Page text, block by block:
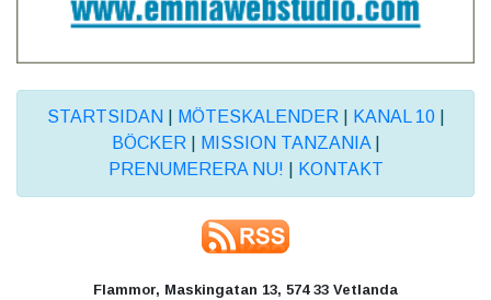
STARTSIDAN MÖTESKALENDER KANAL 10|
BÖCKER
MISSION TANZANIA|
PRENUMERERA NU!
KONTAKT
Flammor, Maskingatan 13, 574 33 Vetlanda